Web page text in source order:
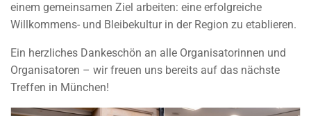
einem gemeinsamen Ziel arbeiten: eine erfolgreiche
Willkommens- und Bleibekultur in der Region zu etablieren.
Ein herzliches Dankeschön an alle Organisatorinnen und
Organisatoren – wir freuen uns bereits auf das nächste
Treffen in München!